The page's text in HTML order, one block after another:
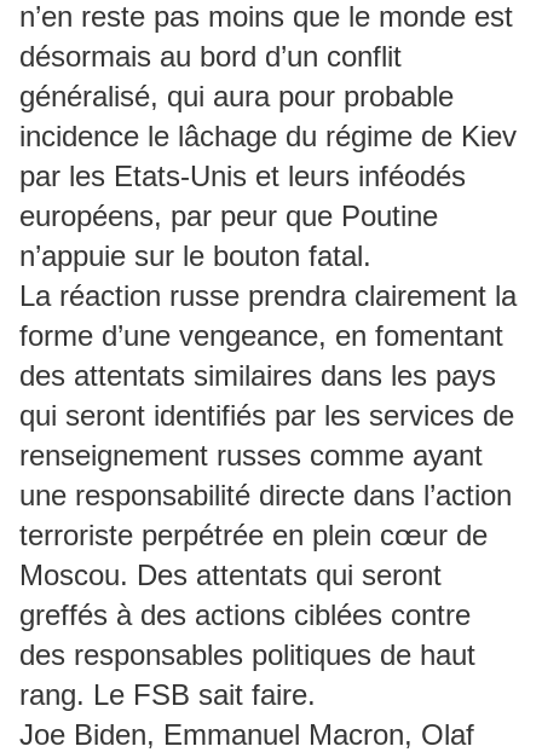
n’en reste pas moins que le monde est
désormais au bord d’un conflit
généralisé, qui aura pour probable
incidence le lâchage du régime de Kiev
par les Etats-Unis et leurs inféodés
européens, par peur que Poutine
n’appuie sur le bouton fatal.
La réaction russe prendra clairement la
forme d’une vengeance, en fomentant
des attentats similaires dans les pays
qui seront identifiés par les services de
renseignement russes comme ayant
une responsabilité directe dans l’action
terroriste perpétrée en plein cœur de
Moscou. Des attentats qui seront
greffés à des actions ciblées contre
des responsables politiques de haut
rang. Le FSB sait faire.
Joe Biden, Emmanuel Macron, Olaf